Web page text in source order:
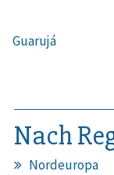
Guarujá
Nach
Nordeuropa